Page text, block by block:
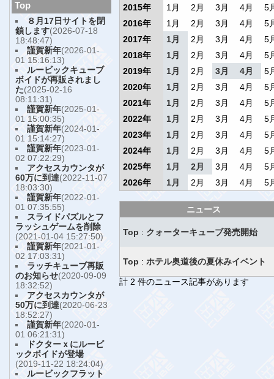
Top
８月17日サイトを閉
鎖します(2026-07-18
18:48:47)
謹賀新年(2026-01-
01 15:16:13)
ルービックキューブ
ボイドが再販されまし
た(2025-02-16
08:11:31)
謹賀新年(2025-01-
01 15:00:35)
謹賀新年(2024-01-
01 15:14:27)
謹賀新年(2023-01-
02 07:22:29)
アクセスカウンタが
60万に到達(2022-11-07
18:03:30)
謹賀新年(2022-01-
01 07:35:55)
スライドパズルとフ
ラッシュゲームを削除
(2021-01-04 15:27:50)
謹賀新年(2021-01-
02 17:03:31)
ラッチキューブ再販
のお知らせ(2020-09-09
18:32:52)
アクセスカウンタが
50万に到達(2020-06-23
18:52:27)
謹賀新年(2020-01-
01 06:21:31)
ドクターｘにルービ
ックボイドが登場
(2019-11-22 18:24:04)
ルービックフラット
2015年
1月 2月 3月 4月
5
2016年
1月 2月 3月 4月
5
2017年
1月 2月 3月 4月
5
2018年
1月 2月 3月 4月
5
2019年
1月 2月 3月 4月
5
2020年
1月 2月 3月 4月
5
2021年
1月 2月 3月 4月
5
2022年
1月 2月 3月 4月
5
2023年
1月 2月 3月 4月
5
2024年
1月 2月 3月 4月
5
2025年
1月 2月 3月 4月
5
2026年
1月 2月 3月 4月 5
ニュース
Top : クォーターキューブ発売開始
Top : ホテル奥道後の夏休みイベント
計 2 件のニュース記事があります